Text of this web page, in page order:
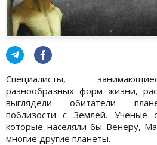
Специалисты,
разнообразных форм жизни,
выглядели обитатели
поблизости с Землей. Ученые
которые населяли бы Венеру,
многие другие планеты.